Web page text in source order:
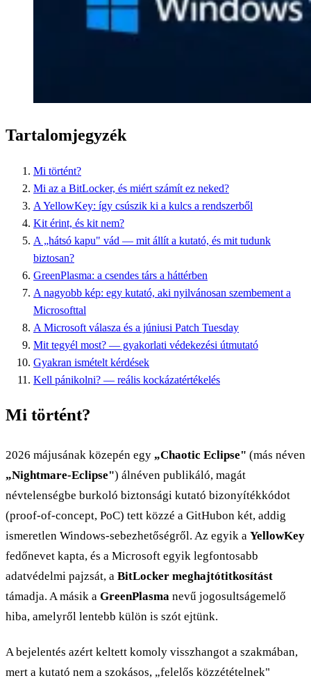
Tartalomjegyzék
Mi történt?
Mi az a BitLocker, és miért számít ez neked?
A YellowKey: így csúszik ki a kulcs a rendszerből
Kit érint, és kit nem?
A „hátsó kapu" vád — mit állít a kutató, és mit tudunk
biztosan?
GreenPlasma: a csendes társ a háttérben
A nagyobb kép: egy kutató, aki nyilvánosan szembement a
Microsofttal
A Microsoft válasza és a júniusi Patch Tuesday
Mit tegyél most? — gyakorlati védekezési útmutató
Gyakran ismételt kérdések
Kell pánikolni? — reális kockázatértékelés
Mi történt?
2026 májusának közepén egy „Chaotic Eclipse" (más néven
„Nightmare-Eclipse") álnéven publikáló, magát
névtelenségbe burkoló biztonsági kutató bizonyítékkódot
(proof-of-concept, PoC) tett közzé a GitHubon két, addig
ismeretlen Windows-sebezhetőségről. Az egyik a YellowKey
fedőnevet kapta, és a Microsoft egyik legfontosabb
adatvédelmi pajzsát, a BitLocker meghajtótitkosítást
támadja. A másik a GreenPlasma nevű jogosultságemelő
hiba, amelyről lentebb külön is szót ejtünk.
A bejelentés azért keltett komoly visszhangot a szakmában,
mert a kutató nem a szokásos, „felelős közzétételnek"